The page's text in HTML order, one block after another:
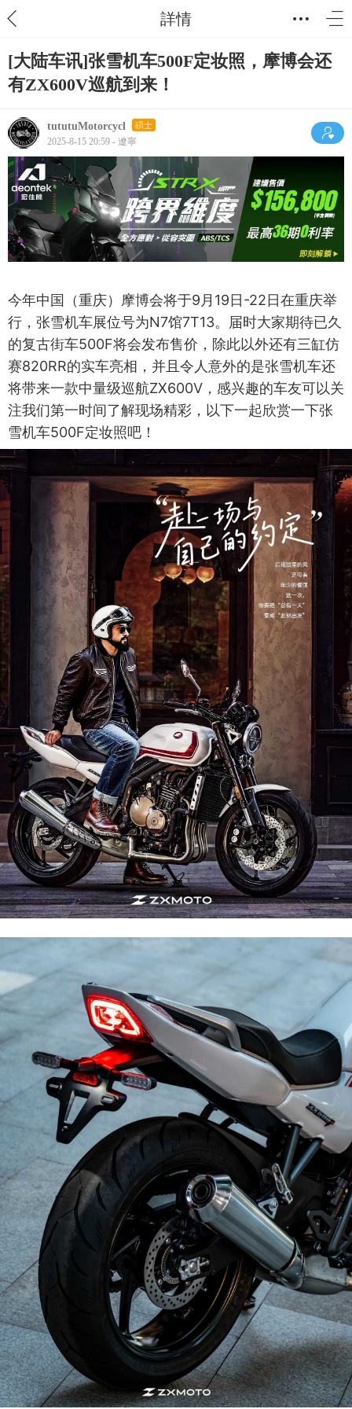
詳情
[大陆车讯]张雪机车500F定妆照，摩博会还
有ZX600V巡航到来！
tututuMotorcycl 碩士
2025-8-15 20:59 - 遼寧
今年中国（重庆）摩博会将于9月19日-22日在重庆举
行，张雪机车展位号为N7馆7T13。届时大家期待已久
的复古街车500F将会发布售价，除此以外还有三缸仿
赛820RR的实车亮相，并且令人意外的是张雪机车还
将带来一款中量级巡航ZX600V，感兴趣的车友可以关
注我们第一时间了解现场精彩，以下一起欣赏一下张
雪机车500F定妆照吧！